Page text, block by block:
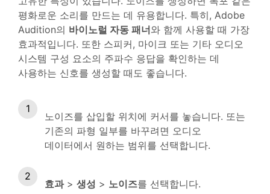
평화로운 소리를 만드는 데 유용합니다. 특히, Adobe
Audition의 바이노럴 자동 패너와 함께 사용할 때 가장
효과적입니다. 또한 스피커, 마이크 또는 기타 오디오
시스템 구성 요소의 주파수 응답을 확인하는 데
사용하는 신호를 생성할 때도 좋습니다.
노이즈를 삽입할 위치에 커서를 놓습니다. 또는
기존의 파형 일부를 바꾸려면 오디오
데이터에서 원하는 범위를 선택합니다.
효과> 생성 > 노이즈를 선택합니다.